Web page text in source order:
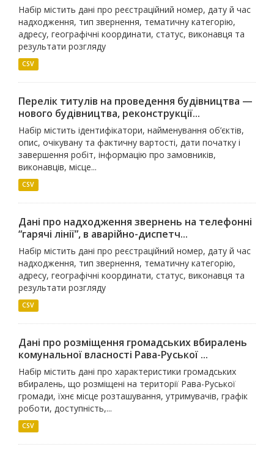
Набір містить дані про реєстраційний номер, дату й час
надходження, тип звернення, тематичну категорію,
адресу, географічні координати, статус, виконавця та
результати розгляду
CSV
Перелік титулів на проведення будівництва —
нового будівництва, реконструкції...
Набір містить ідентифікатори, найменування об’єктів,
опис, очікувану та фактичну вартості, дати початку і
завершення робіт, інформацію про замовників,
виконавців, місце...
CSV
Дані про надходження звернень на телефонні
“гарячі лінії”, в аварійно-диспетч...
Набір містить дані про реєстраційний номер, дату й час
надходження, тип звернення, тематичну категорію,
адресу, географічні координати, статус, виконавця та
результати розгляду
CSV
Дані про розміщення громадських вбиралень
комунальної власності Рава-Руської ...
Набір містить дані про характеристики громадських
вбиралень, що розміщені на території Рава-Руської
громади, їхнє місце розташування, утримувачів, графік
роботи, доступність,...
CSV